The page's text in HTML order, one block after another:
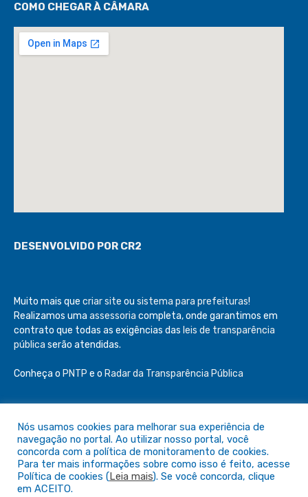
COMO CHEGAR À CÂMARA
DESENVOLVIDO POR CR2
Muito mais que criar site ou sistema para prefeituras!
Realizamos uma assessoria completa, onde garantimos em
contrato que todas as exigências das leis de transparência
pública serão atendidas.
Conheça o PNTP e o Radar da Transparência Pública
Todos os direitos reservados a Câmara de São Félix do Araguaia
Mapa do Site
Acessar Área Administrativa
Nós usamos cookies para melhorar sua experiência de
navegação no portal. Ao utilizar nosso portal, você
concorda com a política de monitoramento de cookies.
Para ter mais informações sobre como isso é feito, acesse
Política de cookies (Leia mais). Se você concorda, clique
em ACEITO.